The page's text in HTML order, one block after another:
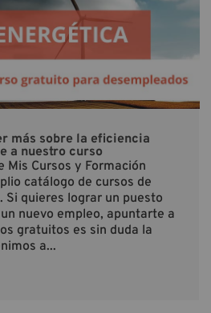
más sobre la eficiencia
a nuestro curso
Mis Cursos y Formación
catálogo de cursos de
quieres lograr un puesto
nuevo empleo, apuntarte a
gratuitos es sin duda la
a...